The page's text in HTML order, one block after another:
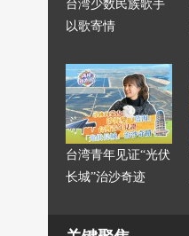
台湾少数民族歌手
以歌寄情
台湾青年见证“光伏
长城”治沙奇迹